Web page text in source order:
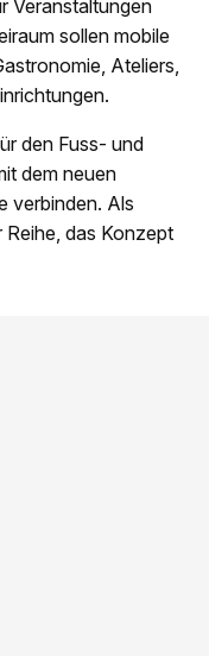
Veranstaltungen
sollen mobile
Ateliers,
den Fuss- und
dem neuen
verbinden. Als
das Konzept